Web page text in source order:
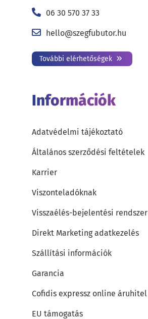
06 30 570 37 33
hello@szegfubutor.hu
További elérhetőségek
Információk
Adatvédelmi tájékoztató
Általános szerződési feltételek
Karrier
Viszonteladóknak
Visszaélés-bejelentési rendszer
Direkt Marketing adatkezelés
Szállítási információk
Garancia
Cofidis expressz online áruhitel
EU támogatás